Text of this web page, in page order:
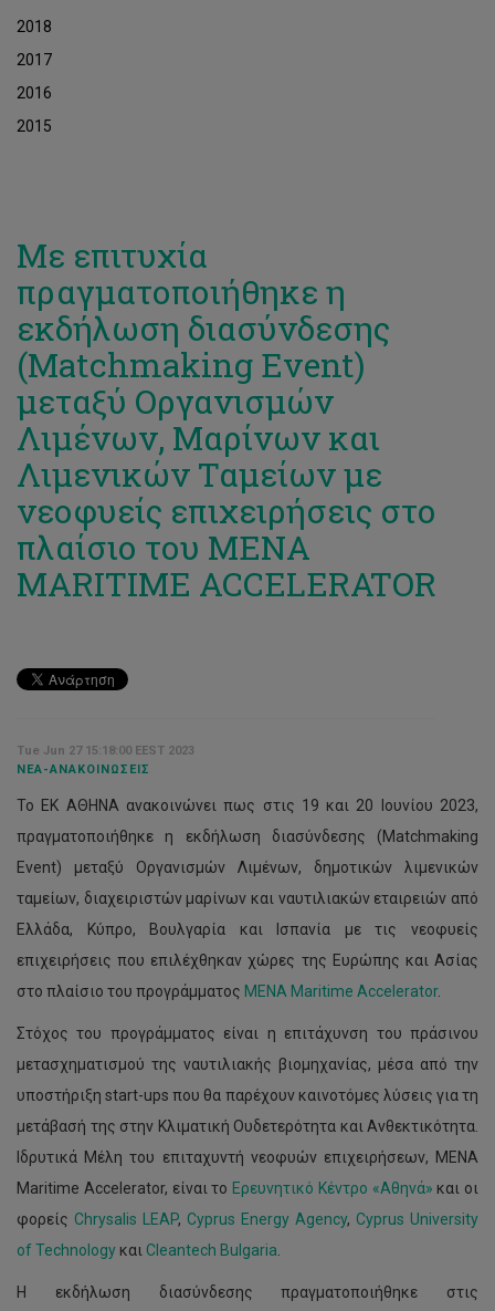
2018
2017
2016
2015
Με επιτυχία
πραγματοποιήθηκε η
εκδήλωση διασύνδεσης
(Matchmaking Event)
μεταξύ Οργανισμών
Λιμένων, Μαρίνων και
Λιμενικών Ταμείων με
νεοφυείς επιχειρήσεις στο
πλαίσιο του ΜΕΝΑ
MARITIME ACCELERATOR
Tue Jun 27 15:18:00 EEST 2023
ΝΈΑ-ΑΝΑΚΟΙΝΏΣΕΙΣ
Το ΕΚ ΑΘΗΝΑ ανακοινώνει πως στις 19 και 20 Ιουνίου 2023,
πραγματοποιήθηκε η εκδήλωση διασύνδεσης (Matchmaking
Event) μεταξύ Οργανισμών Λιμένων, δημοτικών λιμενικών
ταμείων, διαχειριστών μαρίνων και ναυτιλιακών εταιρειών από
Ελλάδα, Κύπρο, Βουλγαρία και Ισπανία με τις νεοφυείς
επιχειρήσεις που επιλέχθηκαν χώρες της Ευρώπης και Ασίας
στο πλαίσιο του προγράμματος MENA Maritime Accelerator.
Στόχος του προγράμματος είναι η επιτάχυνση του πράσινου
μετασχηματισμού της ναυτιλιακής βιομηχανίας, μέσα από την
υποστήριξη start-ups που θα παρέχουν καινοτόμες λύσεις για τη
μετάβασή της στην Κλιματική Ουδετερότητα και Ανθεκτικότητα.
Ιδρυτικά Μέλη του επιταχυντή νεοφυών επιχειρήσεων, MENA
Maritime Accelerator, είναι το Ερευνητικό Κέντρο «Αθηνά» και οι
φορείς Chrysalis LEAP, Cyprus Energy Agency, Cyprus University
of Technology και Cleantech Bulgaria
Η εκδήλωση διασύνδεσης πραγματοποιήθηκε στις